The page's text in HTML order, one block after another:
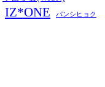
IZ*ONE パンシヒョク